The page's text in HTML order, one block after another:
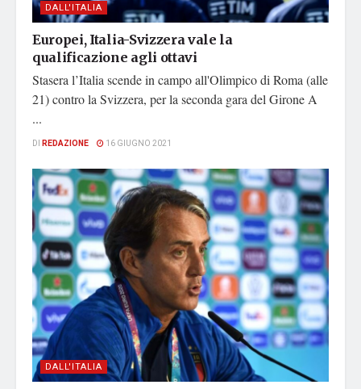
DALL'ITALIA
Europei, Italia-Svizzera vale la
qualificazione agli ottavi
Stasera l’Italia scende in campo all'Olimpico di Roma (alle
21) contro la Svizzera, per la seconda gara del Girone A
...
DI REDAZIONE 16 GIUGNO 2021
DALL'ITALIA